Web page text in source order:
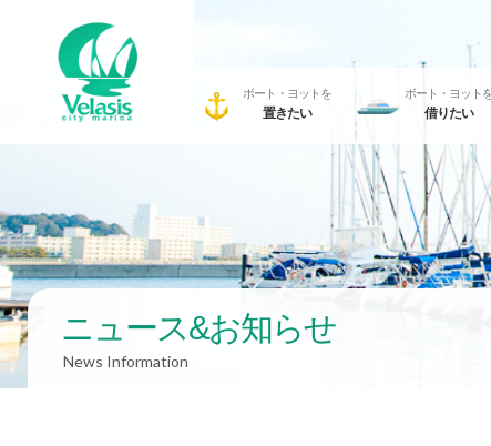
ボート・ヨットを
置きたい
ボート・ヨット
借りたい
ニュース&お知らせ
News Information